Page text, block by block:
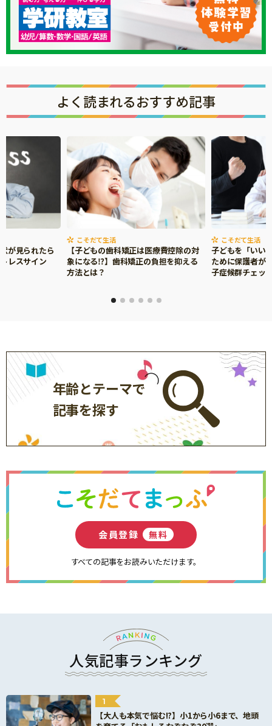
「こそだてまっぷ」とは
個⼈情報について
お問い合わせ
よく読まれるおすすめ記事
が見られたら
レスサイン
こそだて生活
【子どもの歯科矯正は医療費控除の対
象になる⁉】歯科矯正の負担を抑える
方法とは？
こそだて生活
子どもを「いい
ために保護者が
子症候群チェッ
年齢とテーマで
記事を探す
会員登録 無料
すべての記事をお読みいただけます。
人気記事ランキング
1
【大人も本気で悩む!?】小1から小6まで、地頭